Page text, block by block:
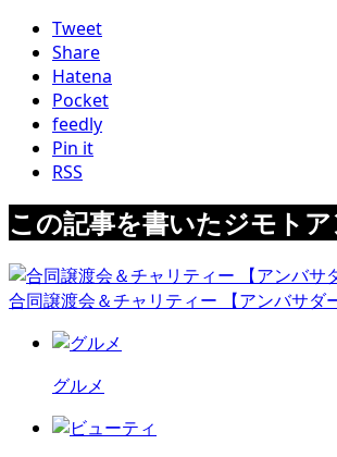
Tweet
Share
Hatena
Pocket
feedly
Pin it
RSS
この記事を書いたジモト
合同譲渡会＆チャリティー 【アンバサダ
グルメ